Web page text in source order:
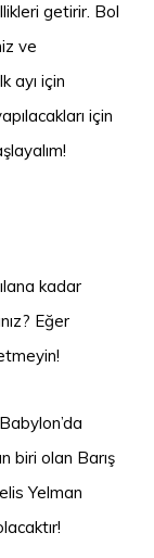
getirir. Bol
ve
ayı için
için
kadar
Eğer
Babylon’da
biri olan Barış
Yelman